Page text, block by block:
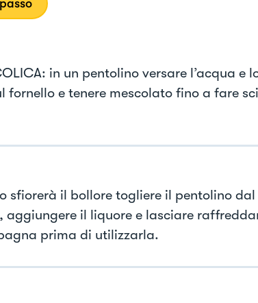
in un pentolino versare l’acqua e
fornello e tenere mescolato fino a fare
sfiorerà il bollore togliere il pentolino
aggiungere il liquore e lasciare
prima di utilizzarla.